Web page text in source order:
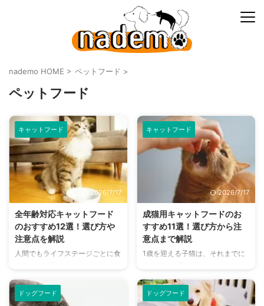
nademo HOME > ペットフード >
ペットフード
キャットフード
2026/7/17
全年齢対応キャットフード
のおすすめ12選！選び方や
注意点を解説
人間でもライフステージごとに食
イフステージごとに食べるものが
変わります。 子猫期には子猫用
を、成猫期には成猫用を、中高齢
キャットフード
2026/7/17
成猫用キャットフードのお
すすめ11選！選び方から注
意点まで解説
1歳を迎える子猫は、それまでに
と異なり、成猫用キャットフード
に切り替えていきます。 1年程度
しかない子猫期のキャットフード
ドッグフード ドッグフード